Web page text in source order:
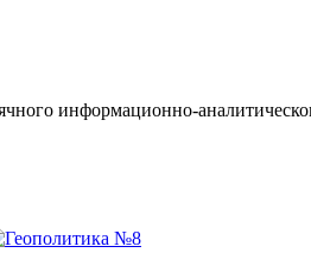
информационно-